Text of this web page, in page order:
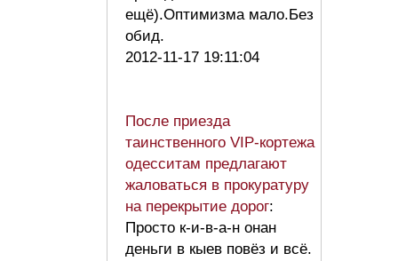
ещё).Оптимизма мало.Без
обид.
2012-11-17 19:11:04
После приезда
таинственного VIP-кортежа
одесситам предлагают
жаловаться в прокуратуру
на перекрытие дорог:
Просто к-и-в-а-н онан
деньги в кыев повёз и всё.